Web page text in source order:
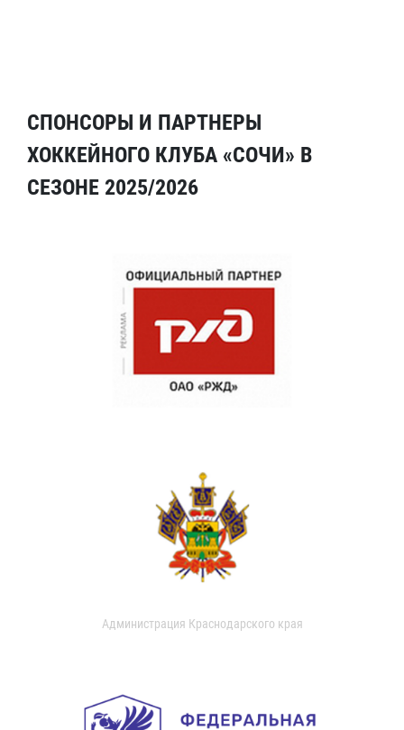
СПОНСОРЫ И ПАРТНЕРЫ
ХОККЕЙНОГО КЛУБА «СОЧИ» В
СЕЗОНЕ 2025/2026
Администрация Краснодарского края